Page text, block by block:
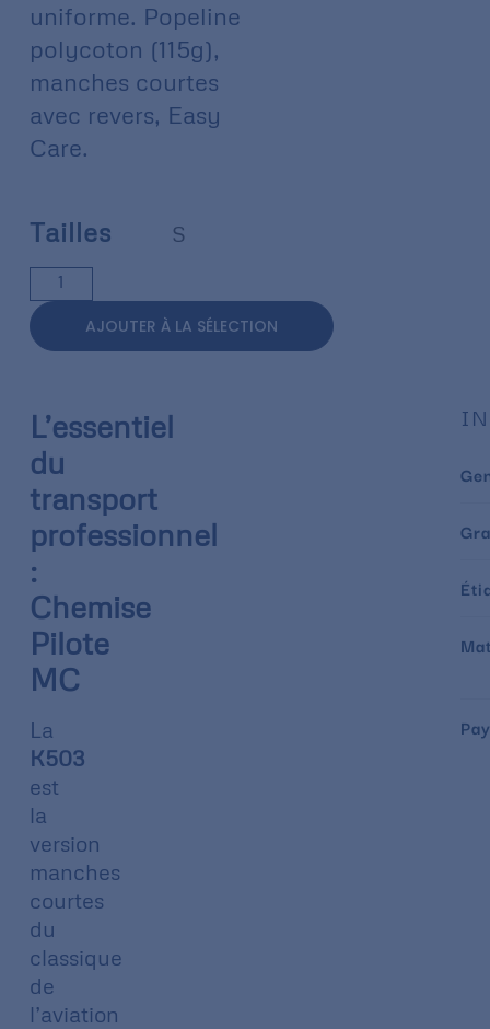
uniforme. Popeline
polycoton (115g),
manches courtes
avec revers, Easy
Care.
Tailles S
AJOUTER À LA SÉLECTION
L’essentiel
du
transport
professionnel
:
Chemise
Pilote
MC
La
K503
est
la
version
manches
courtes
du
classique
de
l’aviation